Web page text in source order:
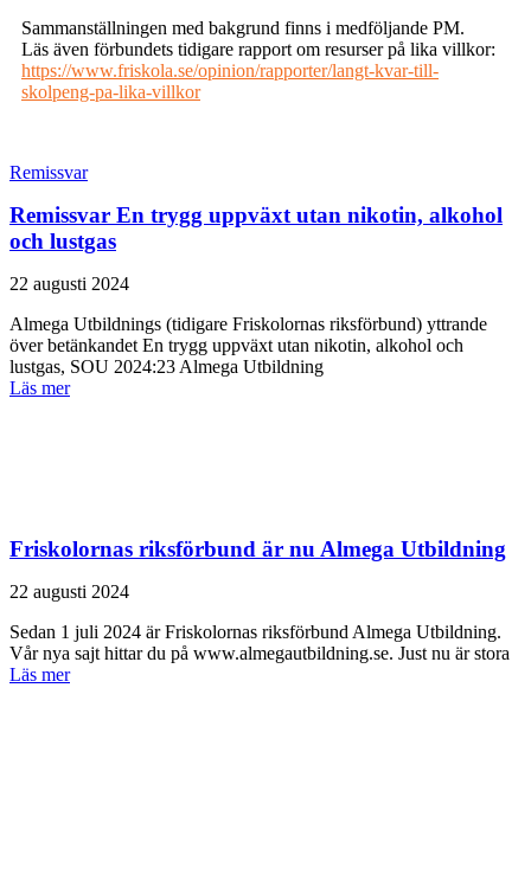
Sammanställningen med bakgrund finns i medföljande PM.
Läs även förbundets tidigare rapport om resurser på lika villkor:
https://www.friskola.se/opinion/rapporter/langt-kvar-till-
skolpeng-pa-lika-villkor
Remissvar
Remissvar En trygg uppväxt utan nikotin, alkohol
och lustgas
22 augusti 2024
Almega Utbildnings (tidigare Friskolornas riksförbund) yttrande
över betänkandet En trygg uppväxt utan nikotin, alkohol och
lustgas, SOU 2024:23 Almega Utbildning
Läs mer
Friskolornas riksförbund är nu Almega Utbildning
22 augusti 2024
Sedan 1 juli 2024 är Friskolornas riks­förbund Almega Utbildning.
Vår nya sajt hittar du på www.almegautbildning.se. Just nu är stora
Läs mer